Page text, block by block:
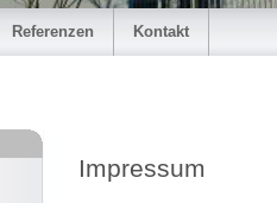
Referenzen Kontakt
Impressum